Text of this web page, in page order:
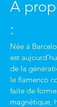
A
:
Née à
est
de la
le flamenco
faite de
magnétique,